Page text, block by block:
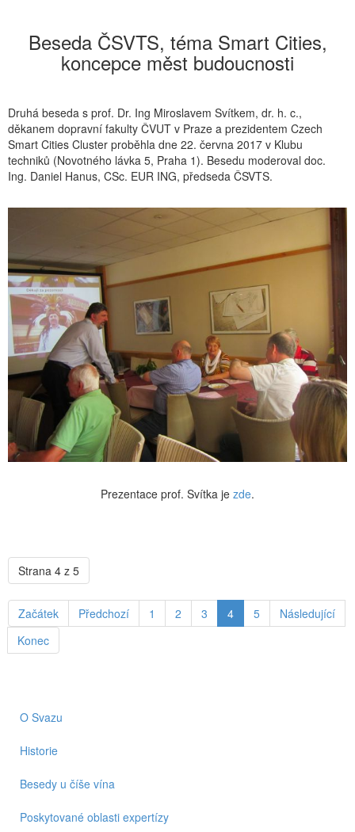
Beseda ČSVTS, téma Smart Cities,
koncepce měst budoucnosti
Druhá beseda s prof. Dr. Ing Miroslavem Svítkem, dr. h. c.,
děkanem dopravní fakulty ČVUT v Praze a prezidentem Czech
Smart Cities Cluster proběhla dne 22. června 2017 v Klubu
techniků (Novotného lávka 5, Praha 1). Besedu moderoval doc.
Ing. Daniel Hanus, CSc. EUR ING, předseda ČSVTS.
Prezentace prof. Svítka je zde.
Strana 4 z 5
Začátek Předchozí 1 2 3 4 5
Následující
Konec
O Svazu
Historie
Besedy u číše vína
Poskytované oblasti expertízy